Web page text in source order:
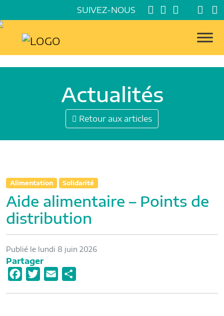
SUIVEZ-NOUS
Actualités
Retour aux articles
Alimentation Solidarité
Aide alimentaire – Points de
distribution
Publié le lundi 8 juin 2026
Partager